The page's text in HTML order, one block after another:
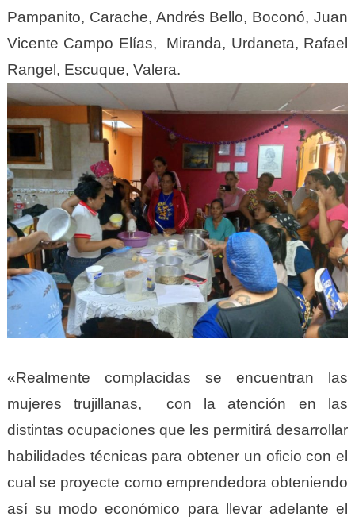
Pampanito, Carache, Andrés Bello, Boconó, Juan
Vicente Campo Elías, Miranda, Urdaneta, Rafael
Rangel, Escuque, Valera.
«Realmente complacidas se encuentran las
mujeres trujillanas, con la atención en las
distintas ocupaciones que les permitirá desarrollar
habilidades técnicas para obtener un oficio con el
cual se proyecte como emprendedora obteniendo
así su modo económico para llevar adelante el